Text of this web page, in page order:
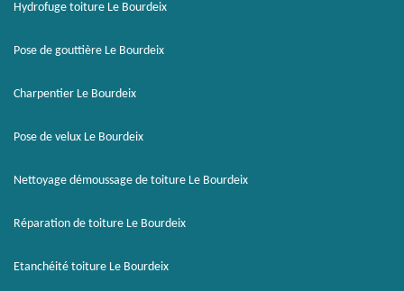
Hydrofuge toiture Le Bourdeix
Pose de gouttière Le Bourdeix
Charpentier Le Bourdeix
Pose de velux Le Bourdeix
Nettoyage démoussage de toiture Le Bourdeix
Réparation de toiture Le Bourdeix
Etanchéité toiture Le Bourdeix